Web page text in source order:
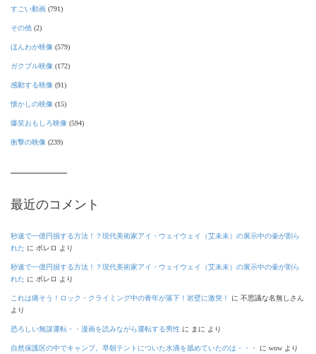
すごい動画 (791)
その他 (2)
ほんわか映像 (579)
ガクブル映像 (172)
感動する映像 (91)
懐かしの映像 (15)
爆笑おもしろ映像 (594)
衝撃の映像 (239)
最近のコメント
秒速で一億円損する方法！？現代美術家アイ・ウェイウェイ（艾未未）の展示中の壷が割ら
れた に ボレロ より
秒速で一億円損する方法！？現代美術家アイ・ウェイウェイ（艾未未）の展示中の壷が割ら
れた に ボレロ より
これは痛そう！ロック・クライミング中の青年が落下！岩壁に激突！ に 不思議な名無しさん
より
恐ろしい無謀運転・・漫画を読みながら運転する男性 に まに より
自然保護区の中でキャンプ。早朝テントについた水滴を舐めていたのは・・・ に wow より